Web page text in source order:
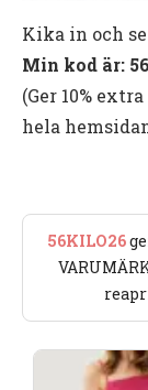
Kika in och
Min kod är:
(Ger 10%
hela
56KILO26